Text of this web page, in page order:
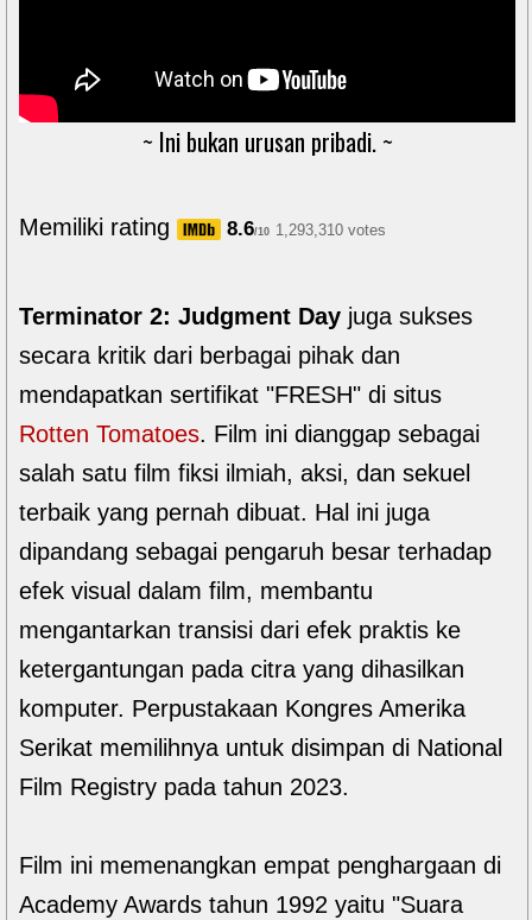
~ Ini bukan urusan pribadi. ~
Memiliki rating 8.6/10 1,293,310 votes
Terminator 2: Judgment Day juga sukses
secara kritik dari berbagai pihak dan
mendapatkan sertifikat "FRESH" di situs
Rotten Tomatoes. Film ini dianggap sebagai
salah satu film fiksi ilmiah, aksi, dan sekuel
terbaik yang pernah dibuat. Hal ini juga
dipandang sebagai pengaruh besar terhadap
efek visual dalam film, membantu
mengantarkan transisi dari efek praktis ke
ketergantungan pada citra yang dihasilkan
komputer. Perpustakaan Kongres Amerika
Serikat memilihnya untuk disimpan di National
Film Registry pada tahun 2023.
Film ini memenangkan empat penghargaan di
Academy Awards tahun 1992 yaitu "Suara